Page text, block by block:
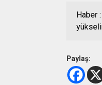
Haber
Paylaş: